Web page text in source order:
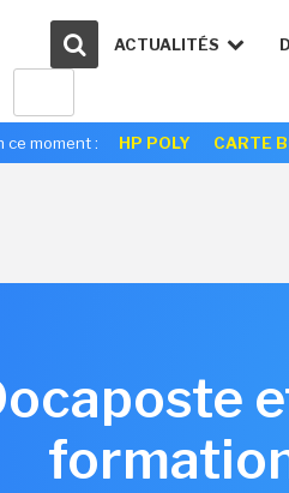
ACTUALITÉS
ce moment : HP POLY CARTE